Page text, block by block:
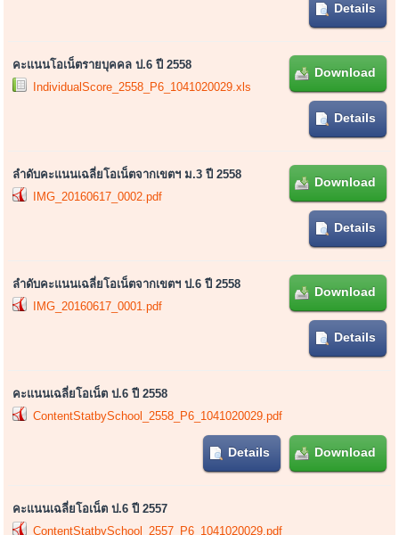
Details
คะแนนโอเน็ตรายบุคคล ป.6 ปี 2558
IndividualScore_2558_P6_1041020029.xls
Download
Details
ลำดับคะแนนเฉลี่ยโอเน็ตจากเขตฯ ม.3 ปี 2558
IMG_20160617_0002.pdf
Download
Details
ลำดับคะแนนเฉลี่ยโอเน็ตจากเขตฯ ป.6 ปี 2558
IMG_20160617_0001.pdf
Download
Details
คะแนนเฉลี่ยโอเน็ต ป.6 ปี 2558
ContentStatbySchool_2558_P6_1041020029.pdf
Download
Details
คะแนนเฉลี่ยโอเน็ต ป.6 ปี 2557
ContentStatbySchool_2557_P6_1041020029.pdf